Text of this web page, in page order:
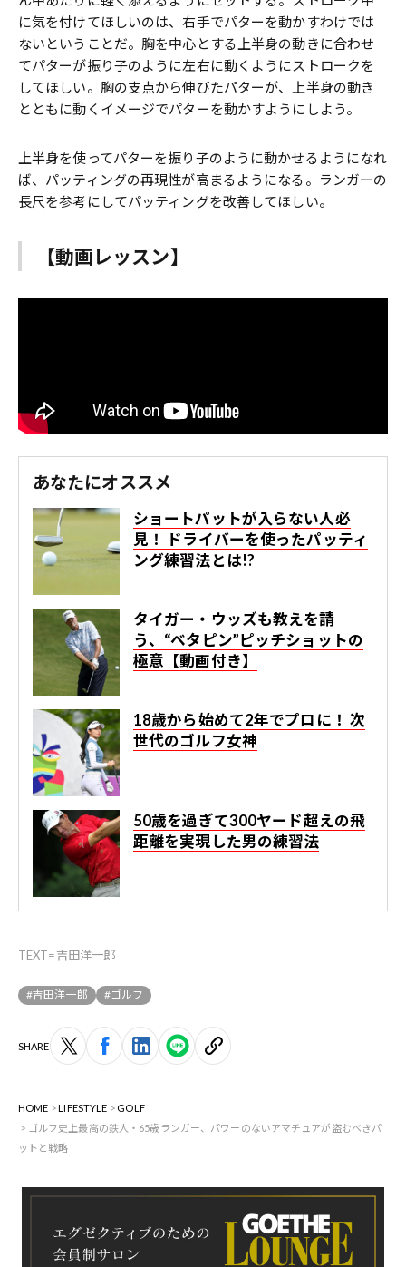
に気を付けてほしいのは、右手でパターを動かすわけでは
ないということだ。胸を中心とする上半身の動きに合わせ
てパターが振り子のように左右に動くようにストロークを
してほしい。胸の支点から伸びたパターが、上半身の動き
とともに動くイメージでパターを動かすようにしよう。
上半身を使ってパターを振り子のように動かせるようになれ
ば、パッティングの再現性が高まるようになる。ランガーの
長尺を参考にしてパッティングを改善してほしい。
【動画レッスン】
あなたにオススメ
ショートパットが入らない人必
見！ ドライバーを使ったパッティ
ング練習法とは!?
タイガー・ウッズも教えを請
う、“ベタピン”ピッチショットの
極意【動画付き】
18歳から始めて2年でプロに！ 次
世代のゴルフ女神
50歳を過ぎて300ヤード超えの飛
距離を実現した男の練習法
TEXT=吉田洋一郎
#吉田洋一郎 #ゴルフ
SHARE
HOME LIFESTYLE
GOLF
ゴルフ史上最高の鉄人・65歳ランガー、パワーのないアマチュアが盗むべきパ
ットと戦略